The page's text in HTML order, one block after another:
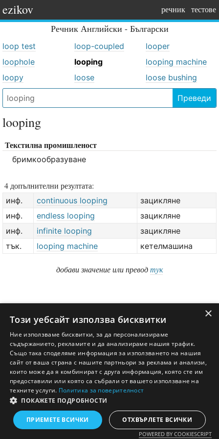
ezikov речник тестове
Речник Английски - Български
loop test loop-coupled
looper
loophole
looping
looping machine
loopy
loose loose bushing
Преведи
looping
Текстилна промишленост
бримкообразуване
4 допълнителни резултата:
инф. continuous looping
зацикляне
инф.
endless looping
зацикляне
инф.
infinite looping
зацикляне
тък.
looping machine кетелмашина
добави значение или преводтук
Английско - Български речник © Ezikov.com
Условия
Контакти Панел
×
Този уебсайт използва бисквитки
Ние използваме бисквитки, за да персонализираме
съдържанието, рекламите и да анализираме нашия трафик.
Също така споделяме информация за използването на нашия
сайт от ваша страна с нашите партньори за реклама и анализи,
които може да я комбинират с друга информация, която сте им
предоставили или която са събрали от вашето използване на
техните услуги. Политика за поверителност
ПОКАЖЕТЕ ПОДРОБНОСТИ
ПРИЕМЕТЕ ВСИЧКИ ОТХВЪРЛЕТЕ ВСИЧКИ
POWERED BY COOKIESCRIPT